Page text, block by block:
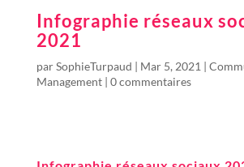
Infographie réseaux
2021
parSophieTurpaud | Mar 5, 2021 |
Management| 0 commentaires